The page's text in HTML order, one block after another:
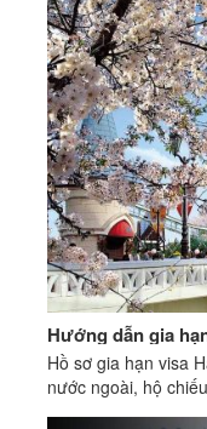
Hướng dẫn gia
Hồ sơ gia hạn visa
nước ngoài, hộ